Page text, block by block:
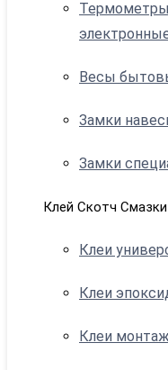
Весы
Замки
Замки
Клей Скотч
Клеи
Клеи
Клеи